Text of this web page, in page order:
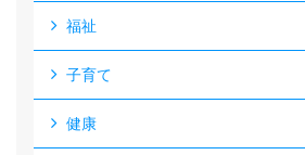
福祉
子育て
健康